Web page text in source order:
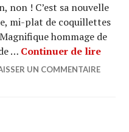
non ! C’est sa nouvelle
mi-plat de coquillettes
hommage de
… Continuer de lire
UN COMMENTAIRE